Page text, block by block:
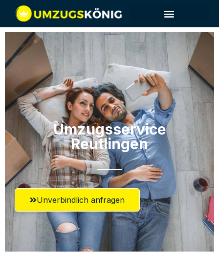
Umzugsservice
Reutlingen
Unverbindlich anfragen